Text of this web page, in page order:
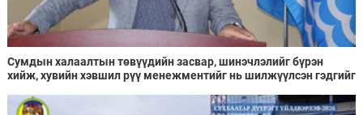
Сумдын халаалтын төвүүдийн засвар, шинэчлэлийг бүрэн
хийж, хувийн хэвшил рүү менежментийг нь шилжүүлсэн гэдгийг